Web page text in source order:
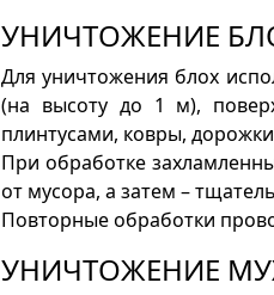
УНИЧТОЖЕНИЕ
Для уничтожения блох
(на высоту до 1 м),
плинтусами, ковры,
При обработке
от мусора, а затем –
Повторные обработки
УНИЧТОЖЕНИЕ